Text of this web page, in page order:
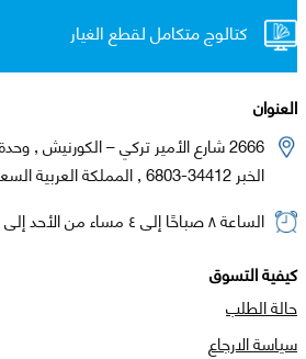
كتالوج متكامل لقطع الغيار
العنوان
2666 شارع الأمير تركي – الكورنيش , وحدة رقم 102
الخبر 34412-6803 , المملكة العربية السعودية
الساعة ٨ صباحًا إلى ٤ مساء من الأحد إلى الخميس
كيفية التسوق
حالة الطلب
سياسة الارجاع